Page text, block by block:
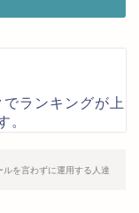
ランキングが上
。
を言わずに運用する人達